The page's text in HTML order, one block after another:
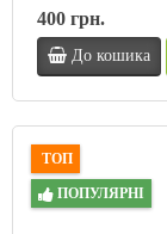
400 грн.
До кошика
ТОП
ПОПУЛЯРНІ